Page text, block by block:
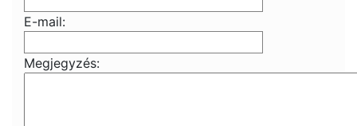
E-mail:
Megjegyzés: